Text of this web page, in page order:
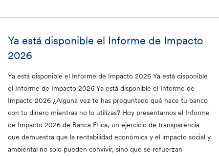
Ya está disponible el Informe de Impacto
2026
Ya está disponible el Informe de Impacto 2026 Ya está disponible
el Informe de Impacto 2026 Ya está disponible el Informe de
Impacto 2026 ¿Alguna vez te has preguntado qué hace tu banco
con tu dinero mientras no lo utilizas? Hoy presentamos el Informe
de Impacto 2026 de Banca Etica, un ejercicio de transparencia
que demuestra que la rentabilidad económica y el impacto social y
ambiental no solo pueden convivir, sino que se refuerzan